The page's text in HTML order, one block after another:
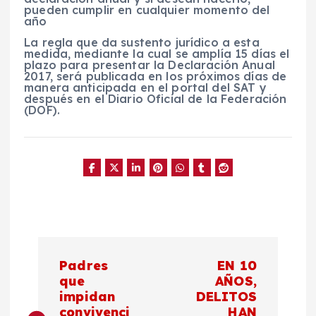
pueden cumplir en cualquier momento del
año
La regla que da sustento jurídico a esta
medida, mediante la cual se amplía 15 días el
plazo para presentar la Declaración Anual
2017, será publicada en los próximos días de
manera anticipada en el portal del SAT y
después en el Diario Oficial de la Federación
(DOF).
Padres
que
impidan
convivenci
EN 10
AÑOS,
DELITOS
HAN